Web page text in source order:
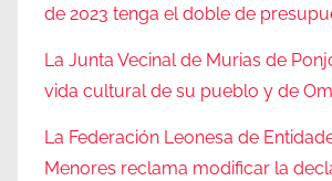
de 2023 tenga el doble de
La Junta Vecinal de Murias de
vida cultural de su pueblo y de
La Federación Leonesa de
Menores reclama modificar la